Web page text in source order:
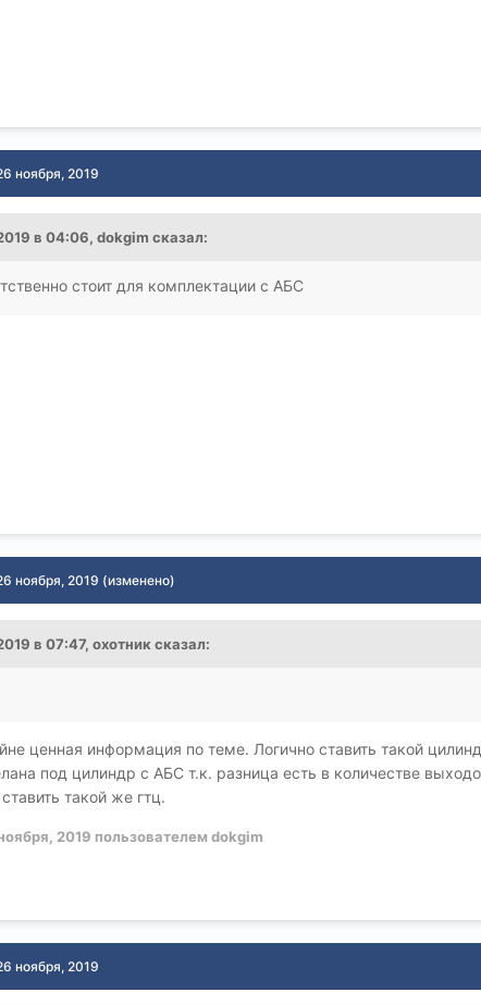
ноября, 2019
в 04:06, dokgim сказал:
стоит для комплектации с АБС
ноября, 2019 (изменено)
в 07:47, охотник сказал:
ценная информация по теме. Логично ставить такой
под цилиндр с АБС т.к. разница есть в количестве
такой же гтц.
2019 пользователем dokgim
ноября, 2019